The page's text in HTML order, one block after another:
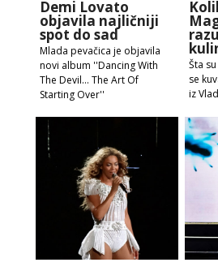
Demi Lovato
objavila najličniji
spot do sad
Mlada pevačica je objavila
novi album ''Dancing With
The Devil… The Art Of
Starting Over''
Šta
se
iz